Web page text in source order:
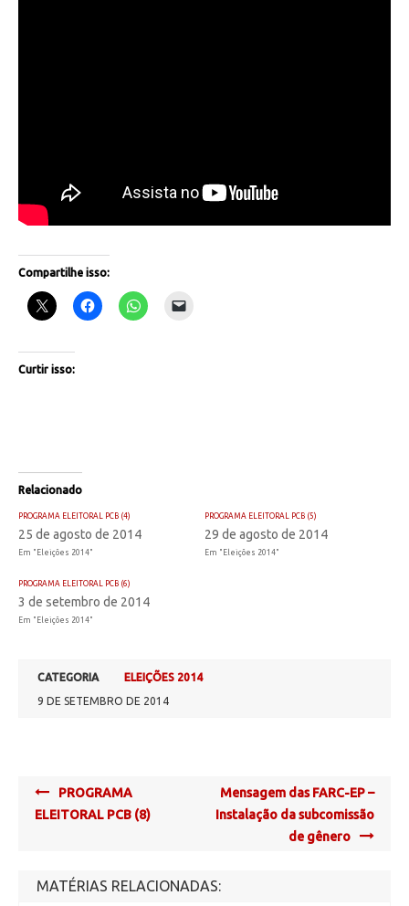
Compartilhe isso:
Curtir isso:
Relacionado
PROGRAMA ELEITORAL PCB (4)
25 de agosto de 2014
Em "Eleições 2014"
PROGRAMA ELEITORAL PCB (5)
29 de agosto de 2014
Em "Eleições 2014"
PROGRAMA ELEITORAL PCB (6)
3 de setembro de 2014
Em "Eleições 2014"
CATEGORIA
ELEIÇÕES 2014
9 DE SETEMBRO DE 2014
Post
navigation
PROGRAMA
ELEITORAL PCB (8)
Mensagem das FARC-EP –
Instalação da subcomissão
de gênero
MATÉRIAS RELACIONADAS: